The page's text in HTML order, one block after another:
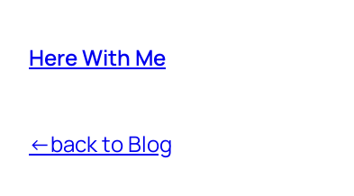
Here With Me
←back to Blog